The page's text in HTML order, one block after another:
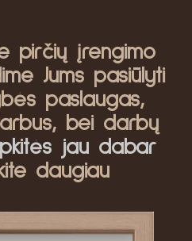
pirčių įrengimo
Jums pasiūlyti
paslaugas,
bei darbų
jau dabar
daugiau